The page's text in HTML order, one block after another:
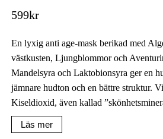
599kr
En lyxig anti age-mask berikad med
västkusten, Ljungblommor och
Mandelsyra och Laktobionsyra ger en
jämnare hudton och en bättre struktur.
Kiseldioxid, även kallad
Läs mer